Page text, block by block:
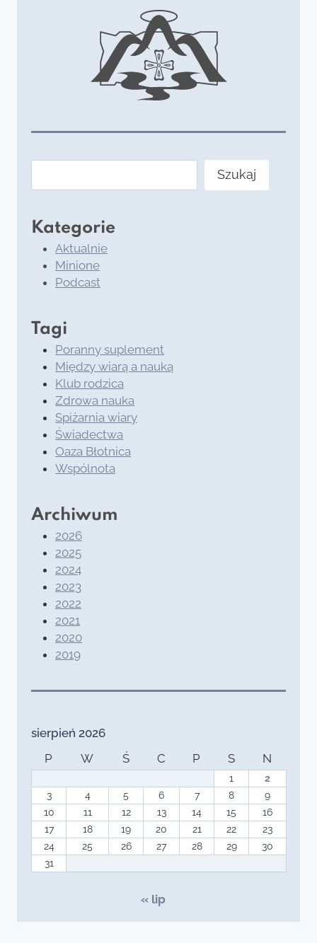
Szukaj
Kategorie
Aktualnie
Minione
Podcast
Tagi
Poranny suplement
Między wiarą a nauką
Klub rodzica
Zdrowa nauka
Spiżarnia wiary
Świadectwa
Oaza Błotnica
Wspólnota
Archiwum
2026
2025
2024
2023
2022
2021
2020
2019
sierpień 2026
P
W Ś C P S N
1
2
3
4 5 6 7 8
9
10
11 12 13 14 15
16
17
18 19 20 21 22
23
24
25 26 27 28 29
30
31
« lip